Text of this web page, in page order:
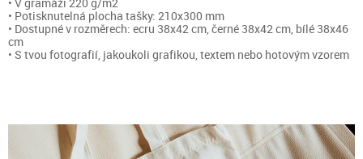
• Potisknutelná plocha tašky: 210x300 mm
• Dostupné v rozměrech: ecru 38x42 cm, černé 38x42 cm, bílé 38x46
cm
• S tvou fotografií, jakoukoli grafikou, textem nebo hotovým vzorem